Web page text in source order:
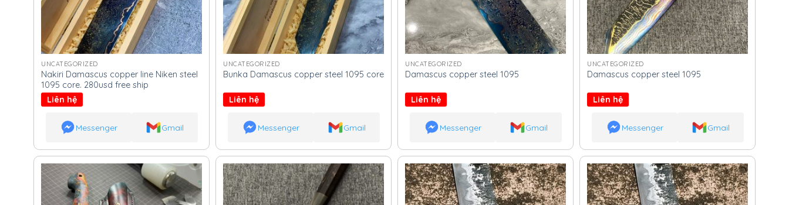
UNCATEGORIZED
Nakiri Damascus copper line Niken steel
1095 core. 280usd free ship
Liên hệ
Messenger Gmail
UNCATEGORIZED
Bunka Damascus copper steel 1095 core
Liên hệ
Messenger Gmail
UNCATEGORIZED
Damascus copper steel 1095
Liên hệ
Messenger Gmail
UNCATEGORIZED
Damascus copper steel 1095
Liên hệ
Messenger Gmail